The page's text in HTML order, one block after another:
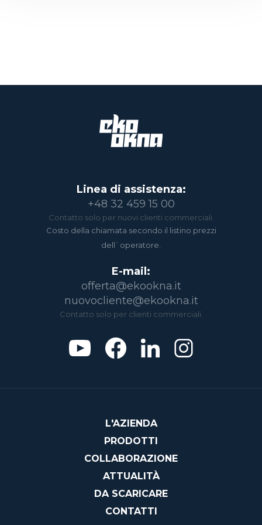
Linea di assistenza:
+48 32 459 15 00
Contatto solo per nuovi clienti commerciali.
Costo della chiamata secondo il listino prezzi
dell`operatore.
E-mail:
offerta@ekookna.it
nuovocliente@ekookna.it
Contatto solo per clienti commerciali.
L'AZIENDA
PRODOTTI
COLLABORAZIONE
ATTUALITÀ
DA SCARICARE
CONTATTI